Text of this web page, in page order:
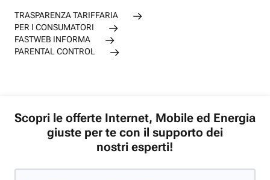
TRASPARENZA TARIFFARIA
PER I CONSUMATORI
FASTWEB INFORMA
PARENTAL CONTROL
Scopri le offerte Internet, Mobile ed Energia
giuste per te con il supporto dei
nostri esperti!